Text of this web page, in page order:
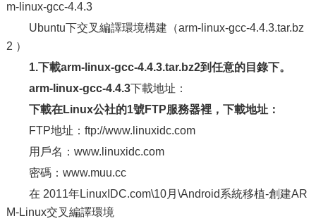
m-linux-gcc-4.4.3
Ubuntu下交叉編譯環境構建（arm-linux-gcc-4.4.3.tar.bz
2 ）
1.下載arm-linux-gcc-4.4.3.tar.bz2到任意的目錄下。
arm-linux-gcc-4.4.3下載地址：
下載在Linux公社的1號FTP服務器裡，下載地址：
FTP地址：ftp://www.linuxidc.com
用戶名：www.linuxidc.com
密碼：www.muu.cc
在 2011年LinuxIDC.com\10月\Android系統移植-創建AR
M-Linux交叉編譯環境